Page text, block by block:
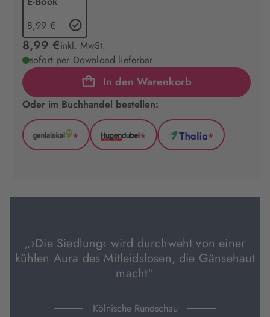
8,99 €
8,99 €inkl. MwSt.
sofort per Download lieferbar
In den Warenkorb
Oder im Buchhandel bestellen:
GenialLokal
Tab
*
Hugendubel
Tab
*
Thalia
Tab
*
„›Die Siedlung‹ wird durchweht von einer
kühlen Aura des Mitleidslosen, die Gänsehaut
macht“
Kölnische Rundschau